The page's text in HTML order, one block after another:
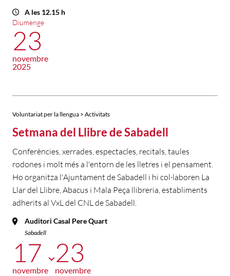
A les 12.15 h
Diumenge
23
novembre
2025
Voluntariat per la llengua > Activitats
Setmana del Llibre de Sabadell
Conferències, xerrades, espectacles, recitals, taules
rodones i molt més a l'entorn de les lletres i el pensament.
Ho organitza l'Ajuntament de Sabadell i hi col·laboren La
Llar del Llibre, Abacus i Mala Peça llibreria, establiments
adherits al VxL del CNL de Sabadell.
Auditori Casal Pere Quart
Sabadell
17
novembre
23
novembre